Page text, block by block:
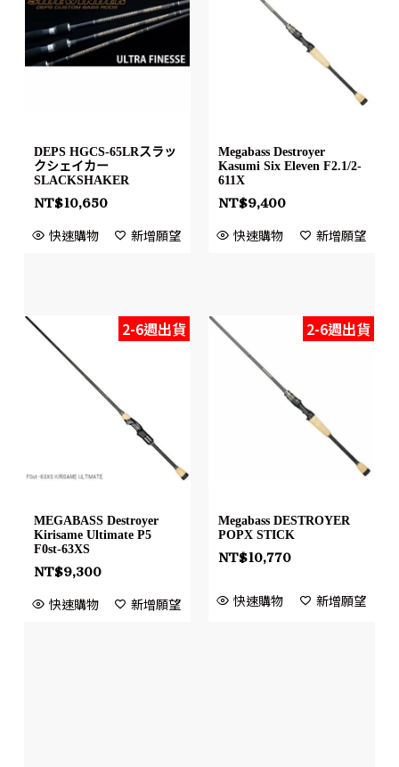
DEPS HGCS-65LRスラッ
クシェイカー
SLACKSHAKER
NT$10,650
快速購物 新增願望
Megabass Destroyer
Kasumi Six Eleven F2.1/2-
611X
NT$9,400
快速購物 新增願望
2-6週出貨
MEGABASS Destroyer
Kirisame Ultimate P5
F0st-63XS
NT$9,300
快速購物 新增願望
2-6週出貨
Megabass DESTROYER
POPX STICK
NT$10,770
快速購物 新增願望